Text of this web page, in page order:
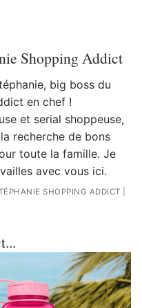
Shopping Addict
big boss du
en chef !
et serial shoppeuse,
recherche de bons
toute la famille. Je
avec vous ici.
SHOPPING ADDICT